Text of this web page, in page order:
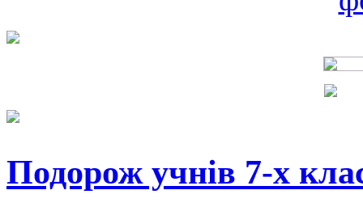
Подорож учнів 7-х